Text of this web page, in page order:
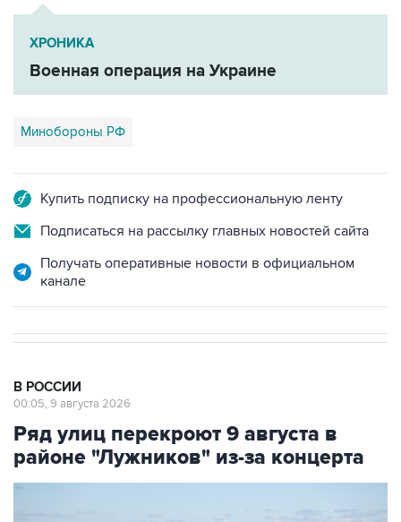
ХРОНИКА
Военная операция на Украине
Минобороны РФ
Купить подписку на профессиональную ленту
Подписаться на рассылку главных новостей сайта
Получать оперативные новости в официальном
канале
В РОССИИ
00:05, 9 августа 2026
Ряд улиц перекроют 9 августа в
районе "Лужников" из-за концерта